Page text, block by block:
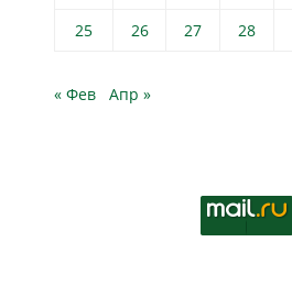
25
26 27 28
« Фев Апр »